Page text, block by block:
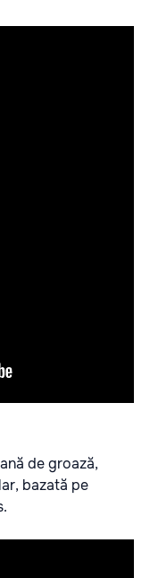
de groază,
bazată pe